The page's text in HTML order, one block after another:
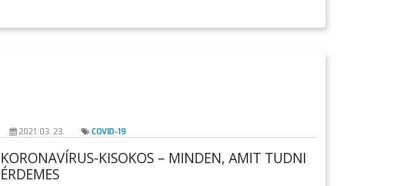
2021. 03. 23. COVID-19
KORONAVÍRUS-KISOKOS – MINDEN, AMIT TUDNI
ÉRDEMES